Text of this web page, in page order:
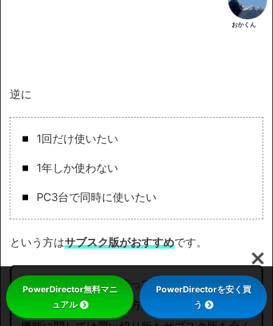
おかくん
逆に
1回だけ使いたい
1年しか使わない
PC3台で同時に使いたい
という方はサブスク版がおすすめです。
サブスク版で試しに使ってみて良ければ永久ラ
イセンスを買うという方法もあります。
PowerDirector無料マニ
ュアル
PowerDirectorを安く買
う